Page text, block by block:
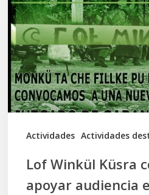
Actividades Actividades
convoca
a
apoyar
audiencia
en
Juzgado
Lof Winkül Küsra
apoyar audiencia